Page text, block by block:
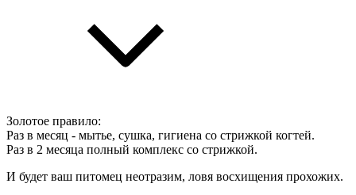
Золотое правило:
Раз в месяц - мытье, сушка, гигиена со стрижкой когтей.
Раз в 2 месяца полный комплекс со стрижкой.
И будет ваш питомец неотразим, ловя восхищения прохожих.